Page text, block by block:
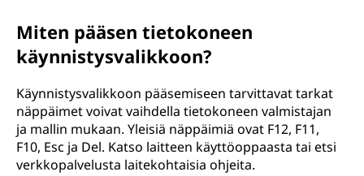
Miten pääsen tietokoneen
käynnistysvalikkoon?
Käynnistysvalikkoon pääsemiseen tarvittavat tarkat
näppäimet voivat vaihdella tietokoneen valmistajan
ja mallin mukaan. Yleisiä näppäimiä ovat F12, F11,
F10, Esc ja Del. Katso laitteen käyttöoppaasta tai etsi
verkkopalvelusta laitekohtaisia ohjeita.